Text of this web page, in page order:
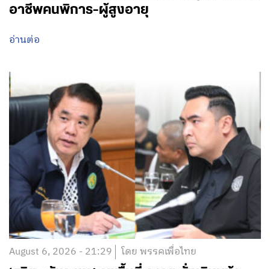
อาชีพคนพิการ-ผู้สูงอายุ
อ่านต่อ
August 6, 2026 - 21:29 โดย พรรคเพื่อไทย